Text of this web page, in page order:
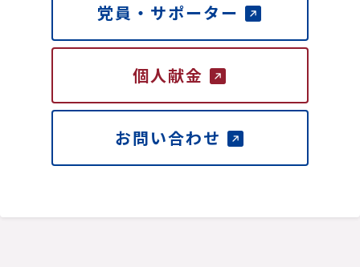
党員・サポーター
個人献金
お問い合わせ